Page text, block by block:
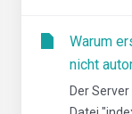
Warum
nicht
Der